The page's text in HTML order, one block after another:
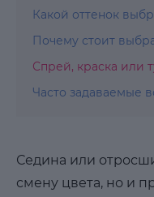
Какой оттенок
Почему стоит
Спрей, краска или
Часто задаваемые
Седина или
смену цвета, но и